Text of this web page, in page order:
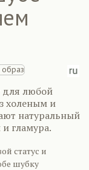
для любой
холеным и
натуральный
гламура.
статус и
шубку